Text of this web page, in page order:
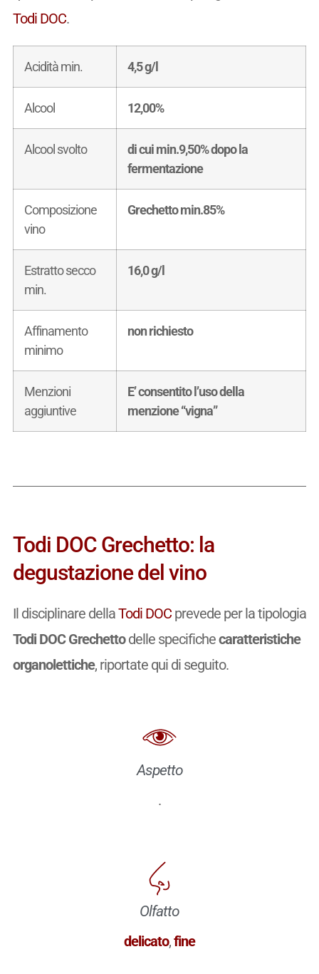
Todi DOC.
Acidità min. 4,5 g/l
Alcool 12,00%
Alcool svolto
di cui min.9,50% dopo la
fermentazione
Composizione
vino
Grechetto min.85%
Estratto secco
min.
16,0 g/l
Affinamento
minimo
non richiesto
Menzioni
aggiuntive
E’ consentito l’uso della
menzione “vigna”
Todi DOC Grechetto: la
degustazione del vino
Il disciplinare dellaTodi DOCprevede per la tipologia
Todi DOC Grechettodelle specifichecaratteristiche
organolettiche, riportate qui di seguito.
Aspetto
.
Olfatto
delicato,fine